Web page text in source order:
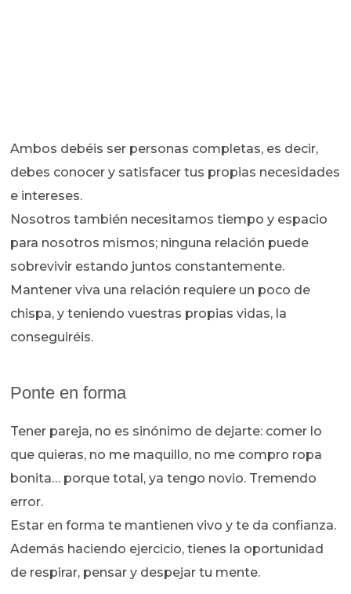
Ambos debéis ser personas completas, es decir,
debes conocer y satisfacer tus propias necesidades
e intereses.
Nosotros también necesitamos tiempo y espacio
para nosotros mismos; ninguna relación puede
sobrevivir estando juntos constantemente.
Mantener viva una relación requiere un poco de
chispa, y teniendo vuestras propias vidas, la
conseguiréis.
Ponte en forma
Tener pareja, no es sinónimo de dejarte: comer lo
que quieras, no me maquillo, no me compro ropa
bonita… porque total, ya tengo novio. Tremendo
error.
Estar en forma te mantienen vivo y te da confianza.
Además haciendo ejercicio, tienes la oportunidad
de respirar, pensar y despejar tu mente.